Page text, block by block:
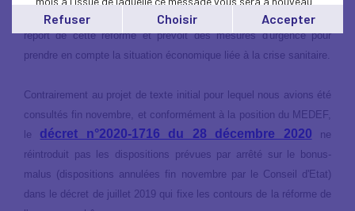
Ce texte publié au Journal officiel du 29 décembre 2020, acte le
report de cette réforme et prévoit des mesures d'urgence pour
prendre en compte la situation économique liée à la crise sanitaire.
Contrairement au projet de texte initial pour lequel nous avions été
consultés fin novembre, et conformément à la position du MEDEF,
le décret n°2020-1716 du 28 décembre 2020 ne
réintroduit pas les dispositions prévues par arrêté sur le bonus-
malus (dispositions annulées fin novembre par le Conseil d'Etat)
dans le décret de juillet 2019 qui fixe les contours de la réforme de
affiché..
Vous pouvez modifier votre choix à tout moment en
Refuser Choisir Accepter